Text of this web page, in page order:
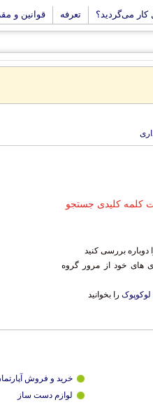
کار می‌گردید؟ تعرفه قوانین و
کلمه کلیدی جستجو
دوباره بررسی کنید
های خود از مرور گروه
را بخوانید
خرید و فروش
لوازم دست ساز